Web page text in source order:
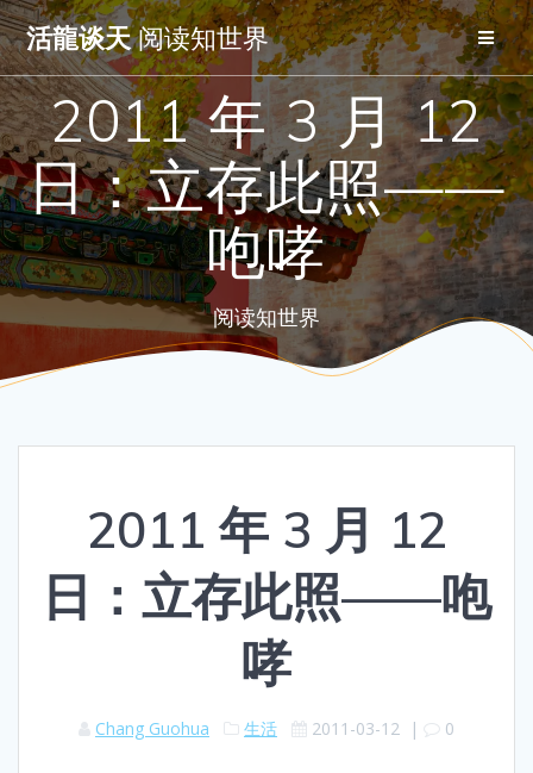
Skip
to
content
活龍谈天阅读知世界
2011 年 3 月 12
日：立存此照——
咆哮
阅读知世界
2011 年 3 月 12
日：立存此照——咆
哮
Chang Guohua 生活 2011-03-12 | 0